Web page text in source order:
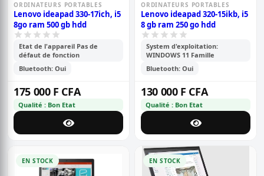
ORDINATEURS PORTABLES
Lenovo ideapad 330-17ich, i5
8go ram 500 gb hdd
Etat de l'appareil Pas de
défaut de fonction
Bluetooth: Oui
175 000 F CFA
Qualité : Bon Etat
ORDINATEURS PORTABLES
Lenovo ideapad 320-15ikb, i5
8 gb ram 250 go hdd
System d'exploitation:
WINDOWS 11 Famille
Bluetooth: Oui
130 000 F CFA
Qualité : Bon Etat
EN STOCK EN STOCK